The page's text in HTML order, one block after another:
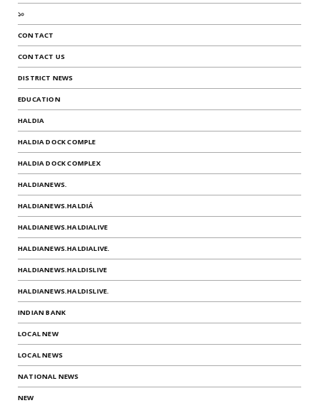
১০
CONTACT
CONTACT US
DISTRICT NEWS
EDUCATION
HALDIA
HALDIA DOCK COMPLE
HALDIA DOCK COMPLEX
HALDIANEWS.
HALDIANEWS.HALDIÁ
HALDIANEWS.HALDIALIVE
HALDIANEWS.HALDIALIVE.
HALDIANEWS.HALDISLIVE
HALDIANEWS.HALDISLIVE.
INDIAN BANK
LOCAL NEW
LOCAL NEWS
NATIONAL NEWS
NEW